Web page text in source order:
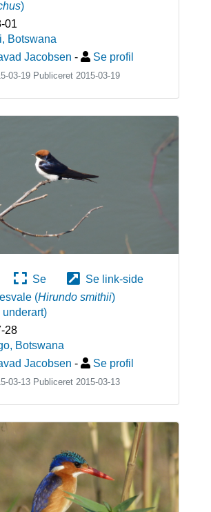
)
01
, Botswana
Jacobsen - Se profil
03-19 Publiceret 2015-03-19
Se
Se link-side
(Hirundo smithii)
underart)
28
, Botswana
Jacobsen - Se profil
03-13 Publiceret 2015-03-13